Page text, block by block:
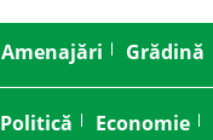
Amenajări Grădină
Politică Economie